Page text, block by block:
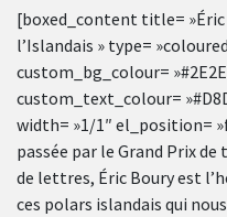
[boxed_content title= »Éric
l’Islandais » type=
custom_bg_colour=
custom_text_colour=
width= »1/1″ el_position=
passée par le Grand Prix
de lettres, Éric Boury est
ces polars islandais qui